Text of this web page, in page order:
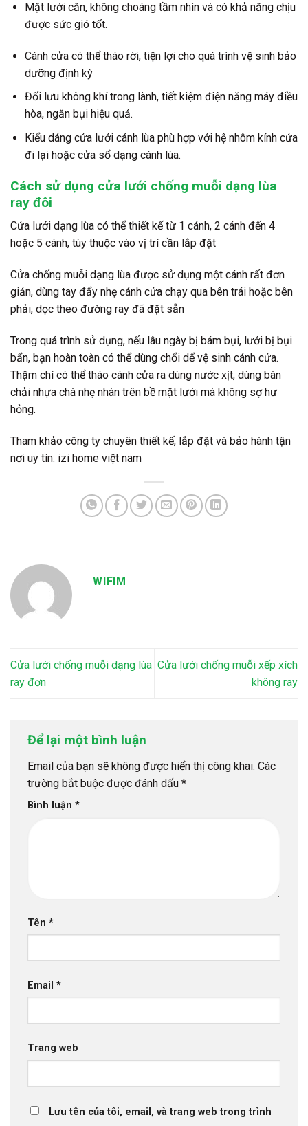
Mặt lưới căn, không choáng tầm nhìn và có khả năng chịu
được sức gió tốt.
Cánh cửa có thể tháo rời, tiện lợi cho quá trình vệ sinh bảo
dưỡng định kỳ
Đối lưu không khí trong lành, tiết kiệm điện năng máy điều
hòa, ngăn bụi hiệu quả.
Kiểu dáng cửa lưới cánh lùa phù hợp với hệ nhôm kính cửa
đi lại hoặc cửa sổ dạng cánh lùa.
Cách sử dụng cửa lưới chống muỗi dạng lùa
ray đôi
Cửa lưới dạng lùa có thể thiết kế từ 1 cánh, 2 cánh đến 4
hoặc 5 cánh, tùy thuộc vào vị trí cần lắp đặt
Cửa chống muỗi dạng lùa được sử dụng một cánh rất đơn
giản, dùng tay đẩy nhẹ cánh cửa chạy qua bên trái hoặc bên
phải, dọc theo đường ray đã đặt sẵn
Trong quá trình sử dụng, nếu lâu ngày bị bám bụi, lưới bị bụi
bẩn, bạn hoàn toàn có thể dùng chổi dể vệ sinh cánh cửa.
Thậm chí có thể tháo cánh cửa ra dùng nước xịt, dùng bàn
chải nhựa chà nhẹ nhàn trên bề mặt lưới mà không sợ hư
hỏng.
Tham khảo công ty chuyên thiết kế, lắp đặt và bảo hành tận
nơi uy tín: izi home việt nam
WIFIM
Cửa lưới chống muỗi dạng lùa
ray đơn
Cửa lưới chống muỗi xếp xích
không ray
Để lại một bình luận
Email của bạn sẽ không được hiển thị công khai. Các
trường bắt buộc được đánh dấu *
Bình luận *
Tên *
Email *
Trang web
Lưu tên của tôi, email, và trang web trong trình